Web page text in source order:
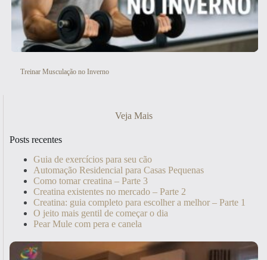
Treinar Musculação no Inverno
Veja Mais
Posts recentes
Guia de exercícios para seu cão
Automação Residencial para Casas Pequenas
Como tomar creatina – Parte 3
Creatina existentes no mercado – Parte 2
Creatina: guia completo para escolher a melhor – Parte 1
O jeito mais gentil de começar o dia
Pear Mule com pera e canela